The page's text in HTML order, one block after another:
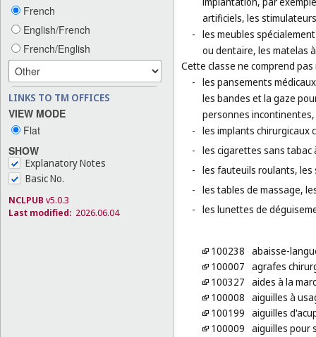
French
English/French
French/English
LINKS TO TM OFFICES
VIEW MODE
Flat
SHOW
Explanatory Notes
Basic No.
NCLPUB v5.0.3
Last modified: 2026.06.04
artificiels, les
- les meubles
ou dentaire, les matelas
Cette classe ne comprend
- les pansements
les bandes et la gaze
personnes
- les implants chirurgicaux
- les cigarettes sans tabac
- les fauteuils roulants, les
- les tables de massage,
- les lunettes de
100238 abaisse-
100007 agrafes
100327 aides à la
100008 aiguilles à
100199 aiguilles
100009 aiguilles pour